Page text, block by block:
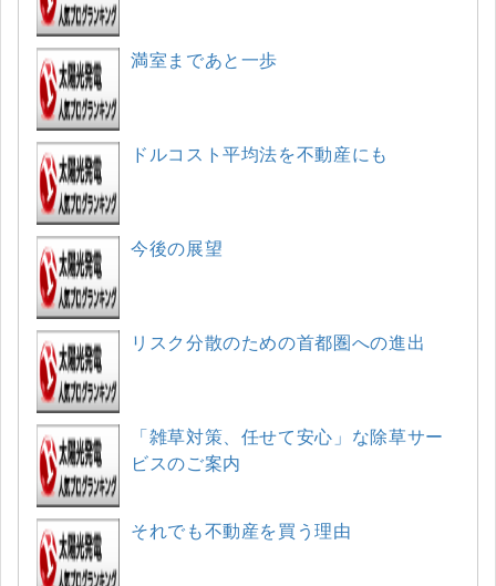
満室まであと一歩
ドルコスト平均法を不動産にも
今後の展望
リスク分散のための首都圏への進出
「雑草対策、任せて安心」な除草サー
ビスのご案内
それでも不動産を買う理由